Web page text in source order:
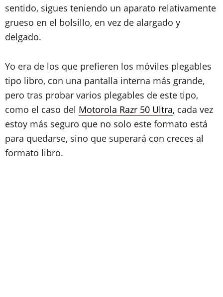
sentido, sigues teniendo un aparato relativamente
grueso en el bolsillo, en vez de alargado y
delgado.
Yo era de los que prefieren los móviles plegables
tipo libro, con una pantalla interna más grande,
pero tras probar varios plegables de este tipo,
como el caso del Motorola Razr 50 Ultra, cada vez
estoy más seguro que no solo este formato está
para quedarse, sino que superará con creces al
formato libro.